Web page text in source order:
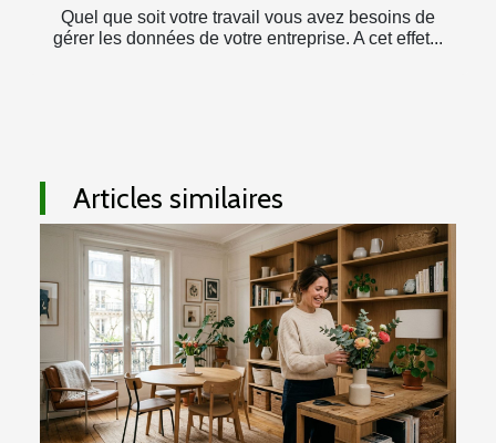
Quel que soit votre travail vous avez besoins de
gérer les données de votre entreprise. A cet effet...
Articles similaires